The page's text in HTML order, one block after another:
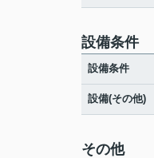
設備条件
設備条件
設備(その他)
その他